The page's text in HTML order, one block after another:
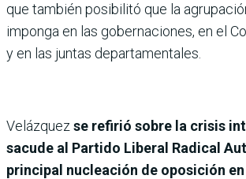
que también posibilitó que la
imponga en las gobernaciones, en el
y en las juntas departamentales.
Velázquez se refirió sobre la crisis
sacude al Partido Liberal Radical
principal nucleación de oposición en